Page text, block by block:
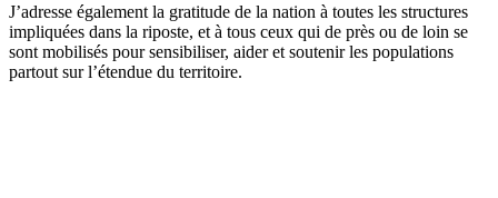
J’adresse également la gratitude de la nation à toutes les structures
impliquées dans la riposte, et à tous ceux qui de près ou de loin se
sont mobilisés pour sensibiliser, aider et soutenir les populations
partout sur l’étendue du territoire.